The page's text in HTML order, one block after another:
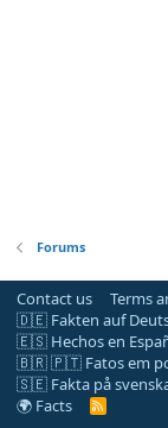
Forums
Contact us Terms
🇩🇪 Fakten auf
🇪🇸 Hechos en
🇧🇷 🇵🇹 Fatos em
🇸🇪 Fakta på
🌍 Facts
R